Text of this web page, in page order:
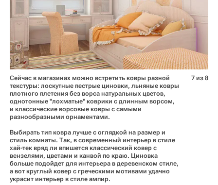
Сейчас в магазинах можно встретить ковры разной
текстуры: лоскутные пестрые циновки, льняные ковры
плотного плетения без ворса натуральных цветов,
однотонные "лохматые" коврики с длинным ворсом,
и классические ворсовые ковры с самыми
разнообразными орнаментами.
Выбирать тип ковра лучше с оглядкой на размер и
стиль комнаты. Так, в современный интерьер в стиле
хай-тек вряд ли впишется классический ковер с
вензелями, цветами и канвой по краю. Циновка
больше подойдет для интерьера в деревенском стиле,
а вот круглый ковер с греческими мотивами удачно
украсит интерьер в стиле ампир.
7 из 8